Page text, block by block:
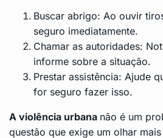
Buscar abrigo: Ao ouvir
seguro imediatamente.
Chamar as autoridades:
informe sobre a situação.
Prestar assistência: Ajude
for seguro fazer isso.
A violência urbana não é um
questão que exige um olhar